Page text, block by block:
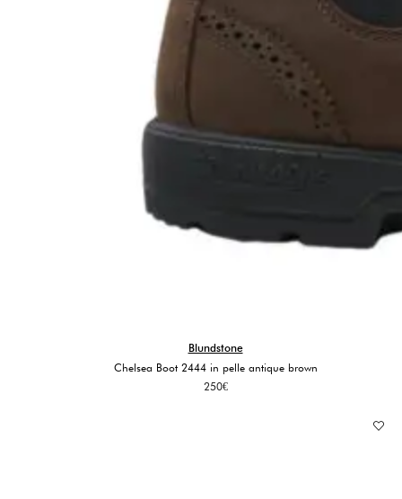
Blundstone
Chelsea Boot 2444 in pelle antique brown
250€